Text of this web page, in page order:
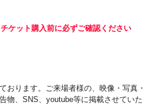
ケット購入前に必ずご確認ください
おります。ご来場者様の、映像・写真・
物、SNS、youtube等に掲載させていた